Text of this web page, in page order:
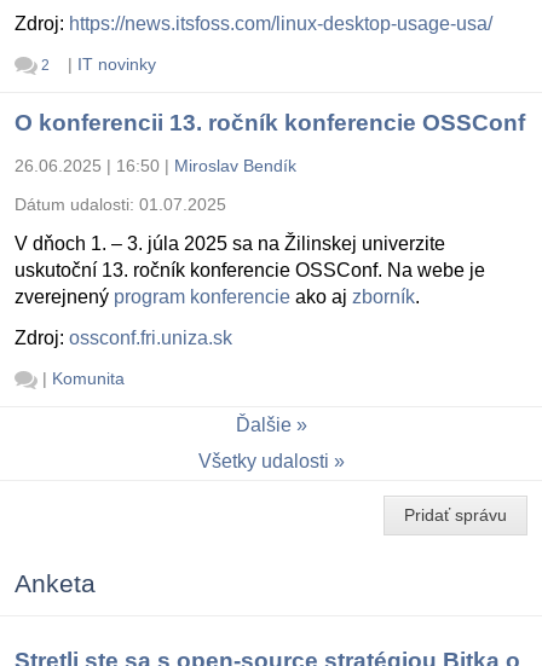
Zdroj: https://news.itsfoss.com/linux-desktop-usage-usa/
2 | IT novinky
O konferencii 13. ročník konferencie OSSConf
26.06.2025 | 16:50 | Miroslav Bendík
Dátum udalosti: 01.07.2025
V dňoch 1. – 3. júla 2025 sa na Žilinskej univerzite
uskutoční 13. ročník konferencie OSSConf. Na webe je
zverejnený program konferencie ako aj zborník.
Zdroj: ossconf.fri.uniza.sk
| Komunita
Ďalšie
Všetky udalosti
Pridať správu
Anketa
Stretli ste sa s open-source stratégiou Bitka o